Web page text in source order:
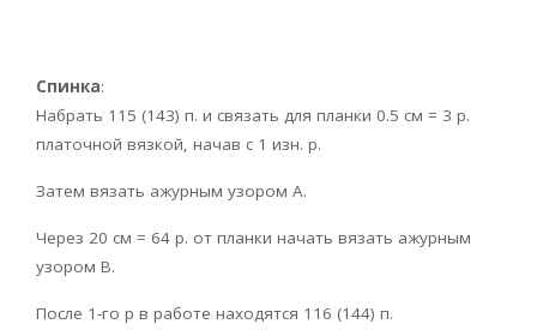
Спинка:
Набрать 115 (143) п. и связать для планки 0.5 см = 3 р.
платочной вязкой, начав с 1 изн. р.
Затем вязать ажурным узором А.
Через 20 см = 64 р. от планки начать вязать ажурным
узором В.
После 1-го р в работе находятся 116 (144) п.